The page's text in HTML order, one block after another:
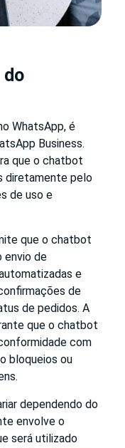
do
WhatsApp, é
Business.
que o chatbot
diretamente pelo
de uso e
que o chatbot
envio de
e
de
de pedidos. A
que o chatbot
com
bloqueios ou
dependendo do
envolve o
será utilizado